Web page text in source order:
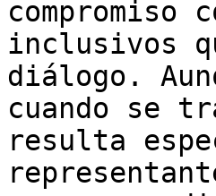
inclusivos
diálogo.
cuando se
resulta